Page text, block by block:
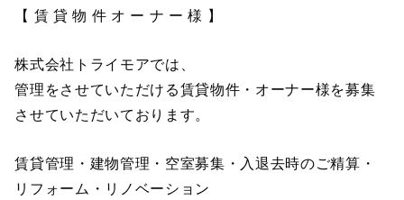
【 賃 貸 物 件 オ ー ナ ー 様 】
株式会社トライモアでは、
管理をさせていただける賃貸物件・オーナー様を募集
させていただいております。
賃貸管理・建物管理・空室募集・入退去時のご精算・
リフォーム・リノベーション